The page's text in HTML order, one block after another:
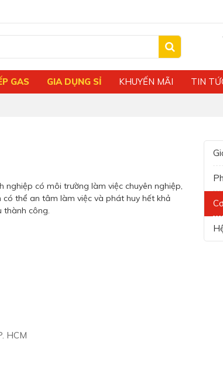
GAS GIA DỤNG SỈ KHUYẾN MÃI TIN
có môi trường làm việc chuyên nghiệp,
thể an tâm làm việc và phát huy hết khả
thành công.
HCM